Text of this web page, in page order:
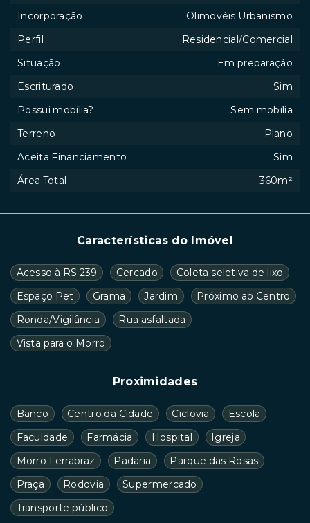
Características do Imóvel
Acesso à RS 239 Cercado
Coleta seletiva de lixo
Espaço Pet
Grama Jardim
Próximo ao Centro
Ronda/Vigilância
Rua asfaltada
Vista para o Morro
Proximidades
Banco Centro da Cidade Ciclovia
Escola
Faculdade
Farmácia Hospital
Igreja
Morro Ferrabraz
Padaria
Parque das Rosas
Praça
Rodovia
Supermercado
Transporte público
Incorporação
Olimovéis Urbanismo
Perfil
Residencial/Comercial
Situação
Em preparação
Escriturado
Sim
Possui mobília?
Sem mobília
Terreno
Plano
Aceita Financiamento
Sim
Área Total
360m²